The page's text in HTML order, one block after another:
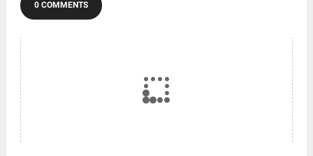
0 COMMENTS